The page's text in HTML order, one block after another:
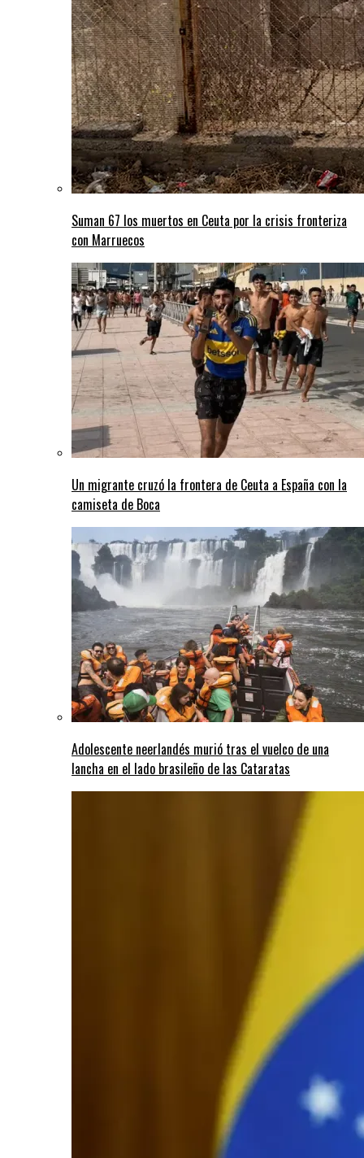
Suman 67 los muertos en Ceuta por la crisis fronteriza
con Marruecos
Un migrante cruzó la frontera de Ceuta a España con la
camiseta de Boca
Adolescente neerlandés murió tras el vuelco de una
lancha en el lado brasileño de las Cataratas